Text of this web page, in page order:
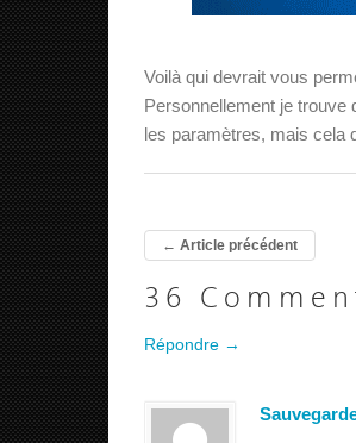
Voilà qui devrait vous
Personnellement je trouve
les paramètres, mais cela
← Article précédent
36
Répondre →